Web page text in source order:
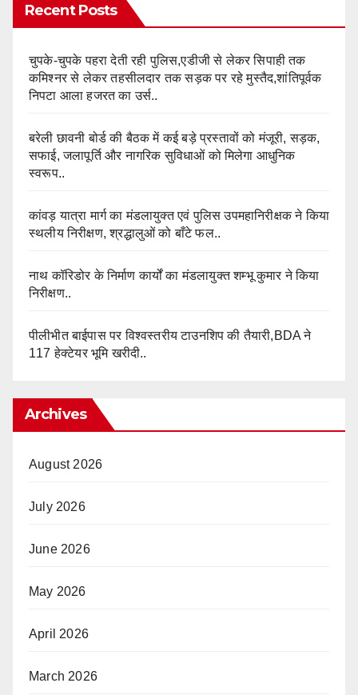
Recent Posts
चुपके-चुपके पहरा देती रही पुलिस,एडीजी से लेकर सिपाही तक
कमिश्नर से लेकर तहसीलदार तक सड़क पर रहे मुस्तैद,शांतिपूर्वक
निपटा आला हजरत का उर्स..
बरेली छावनी बोर्ड की बैठक में कई बड़े प्रस्तावों को मंजूरी, सड़क,
सफाई, जलापूर्ति और नागरिक सुविधाओं को मिलेगा आधुनिक
स्वरूप..
कांवड़ यात्रा मार्ग का मंडलायुक्त एवं पुलिस उपमहानिरीक्षक ने किया
स्थलीय निरीक्षण, श्रद्धालुओं को बाँटे फल..
नाथ कॉरिडोर के निर्माण कार्यों का मंडलायुक्त शम्भू कुमार ने किया
निरीक्षण..
पीलीभीत बाईपास पर विश्वस्तरीय टाउनशिप की तैयारी,BDA ने
117 हेक्टेयर भूमि खरीदी..
Archives
August 2026
July 2026
June 2026
May 2026
April 2026
March 2026